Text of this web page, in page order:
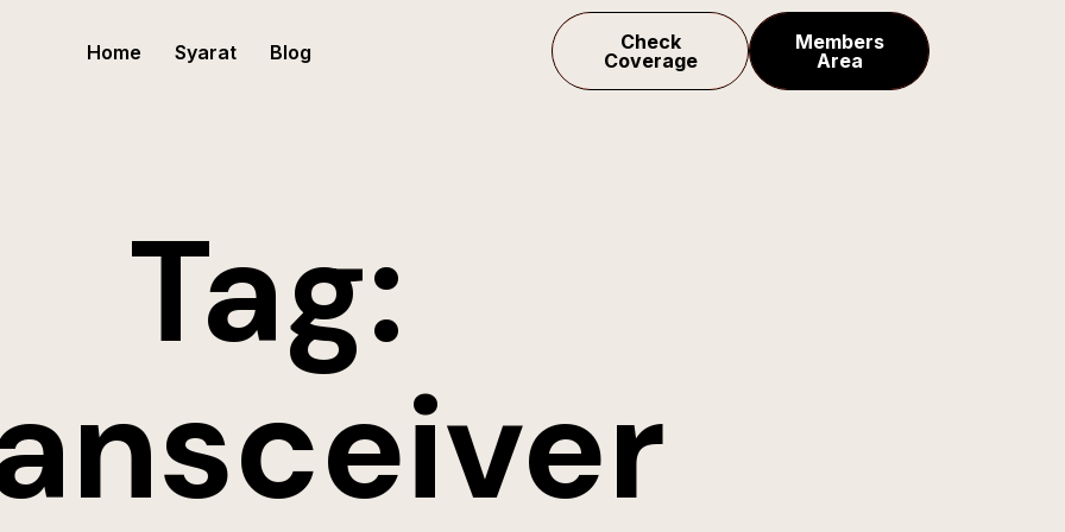
Home Syarat Blog
Check
Coverage
Members
Area
Tag: